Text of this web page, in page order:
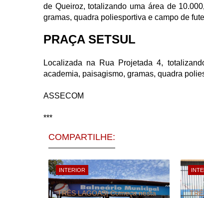
de Queiroz, totalizando uma área de
gramas, quadra poliesportiva e campo de
PRAÇA SETSUL
Localizada na Rua Projetada 4,
academia, paisagismo, gramas, quadra
ASSECOM
***
COMPARTILHE:
INTERIOR
TRÊS LAGOAS| Começa nesta